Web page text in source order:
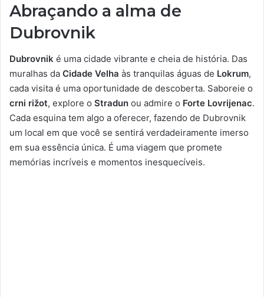
Abraçando a alma de
Dubrovnik
Dubrovnik é uma cidade vibrante e cheia de história. Das
muralhas da Cidade Velha às tranquilas águas de Lokrum,
cada visita é uma oportunidade de descoberta. Saboreie o
crni rižot, explore o Stradun ou admire o Forte Lovrijenac.
Cada esquina tem algo a oferecer, fazendo de Dubrovnik
um local em que você se sentirá verdadeiramente imerso
em sua essência única. É uma viagem que promete
memórias incríveis e momentos inesquecíveis.